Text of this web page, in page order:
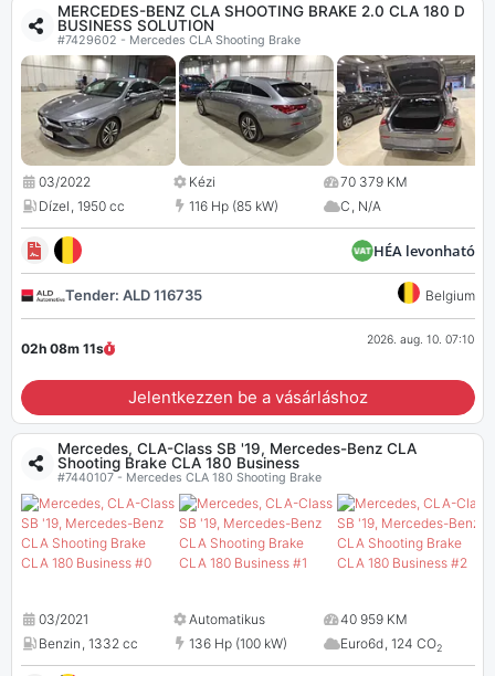
MERCEDES-BENZ CLA SHOOTING BRAKE 2.0 CLA 180 D
BUSINESS SOLUTION
#7429602 - Mercedes CLA Shooting Brake
03/2022 Kézi
70 379 KM
Dízel, 1950 cc 116 Hp (85 kW) C, N/A
HÉA levonható
Tender: ALD 116735 Belgium
02h 08m 10s
2026. aug. 10. 07:10
Jelentkezzen be a vásárláshoz
Mercedes, CLA-Class SB '19, Mercedes-Benz CLA
Shooting Brake CLA 180 Business
#7440107 - Mercedes CLA 180 Shooting Brake
03/2021 Automatikus
40 959 KM
Benzin, 1332 cc 136 Hp (100 kW) Euro6d, 124 CO2